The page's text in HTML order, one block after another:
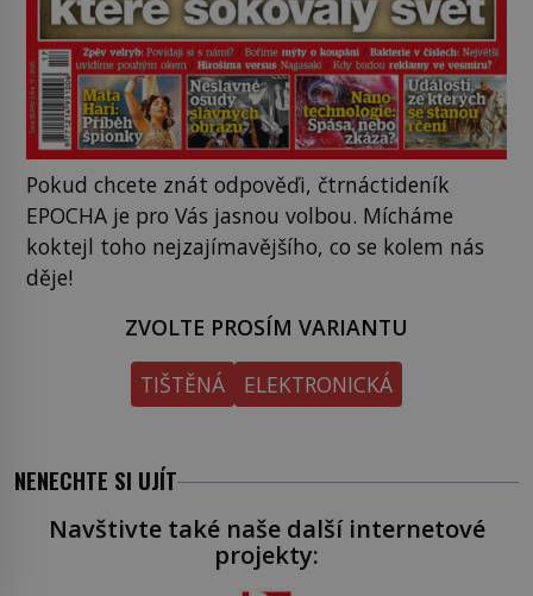
Pokud chcete znát odpověďi, čtrnáctideník
EPOCHA je pro Vás jasnou volbou. Mícháme
koktejl toho nejzajímavějšího, co se kolem nás
děje!
ZVOLTE PROSÍM VARIANTU
TIŠTĚNÁ
ELEKTRONICKÁ
NENECHTE SI UJÍT
Navštivte také naše další internetové
projekty: